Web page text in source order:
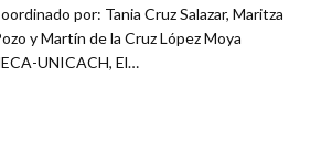
por: Tania Cruz Salazar, Maritza
y Martín de la Cruz López Moya
UNICACH, El…